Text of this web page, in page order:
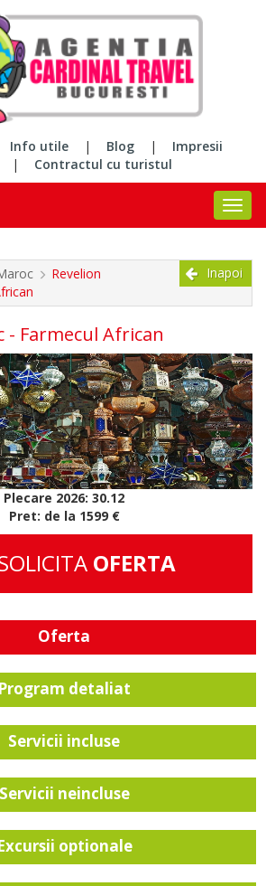
Info utile | Blog |
Impresii
| Contractul cu turistul
Revelion
Inapoi
- Farmecul African
Plecare 2026: 30.12
Pret: de la 1599 €
OFERTA
Oferta
Program detaliat
Servicii incluse
Servicii neincluse
optionale